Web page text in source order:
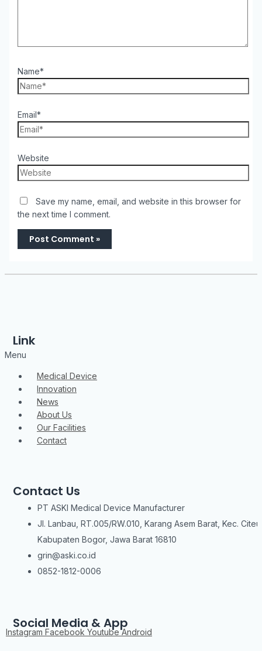
Name*
Email*
Website
Save my name, email, and website in this browser for
the next time I comment.
Link
Menu
Medical Device
Innovation
News
About Us
Our Facilities
Contact
Contact Us
PT ASKI Medical Device Manufacturer
Jl. Lanbau, RT.005/RW.010, Karang Asem Barat, Kec.
Kabupaten Bogor, Jawa Barat 16810
grin@aski.co.id
0852-1812-0006
Social Media & App
Instagram Facebook Youtube Android